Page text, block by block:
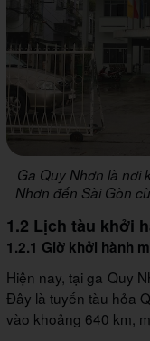
Ga Quy Nhơn là nơi
Nhơn đến Sài Gòn
1.2 Lịch tàu khởi
1.2.1 Giờ khởi hành
Hiện nay, tại ga Quy
Đây là tuyến tàu hỏa
vào khoảng 640 km,